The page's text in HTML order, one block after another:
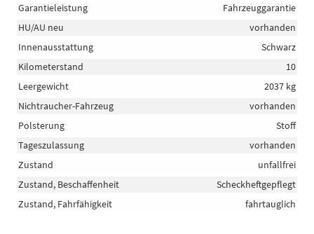
Garantieleistung
Fahrzeuggarantie
HU/AU neu
vorhanden
Innenausstattung
Schwarz
Kilometerstand
10
Leergewicht
2037 kg
Nichtraucher-Fahrzeug
vorhanden
Polsterung
Stoff
Tageszulassung
vorhanden
Zustand
unfallfrei
Zustand, Beschaffenheit
Scheckheftgepflegt
Zustand, Fahrfähigkeit
fahrtauglich